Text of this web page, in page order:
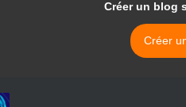
Créer un blog
Créer